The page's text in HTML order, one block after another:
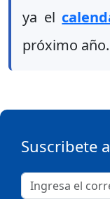
ya el
próximo año.
Suscribete